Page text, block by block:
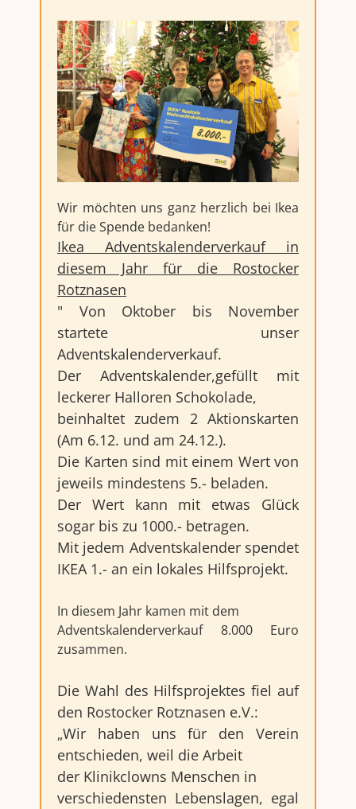
Wir möchten uns ganz herzlich bei Ikea
für die Spende bedanken!
Ikea Adventskalenderverkauf in
diesem Jahr für die Rostocker
Rotznasen
" Von Oktober bis November
startete unser
Adventskalenderverkauf.
Der Adventskalender,gefüllt mit
leckerer Halloren Schokolade,
beinhaltet zudem 2 Aktionskarten
(Am 6.12. und am 24.12.).
Die Karten sind mit einem Wert von
jeweils mindestens 5.- beladen.
Der Wert kann mit etwas Glück
sogar bis zu 1000.- betragen.
Mit jedem Adventskalender spendet
IKEA 1.- an ein lokales Hilfsprojekt.
In diesem Jahr kamen mit dem
Adventskalenderverkauf 8.000 Euro
zusammen.
Die Wahl des Hilfsprojektes fiel auf
den Rostocker Rotznasen e.V.:
„Wir haben uns für den Verein
entschieden, weil die Arbeit
der Klinikclowns Menschen in
verschiedensten Lebenslagen, egal